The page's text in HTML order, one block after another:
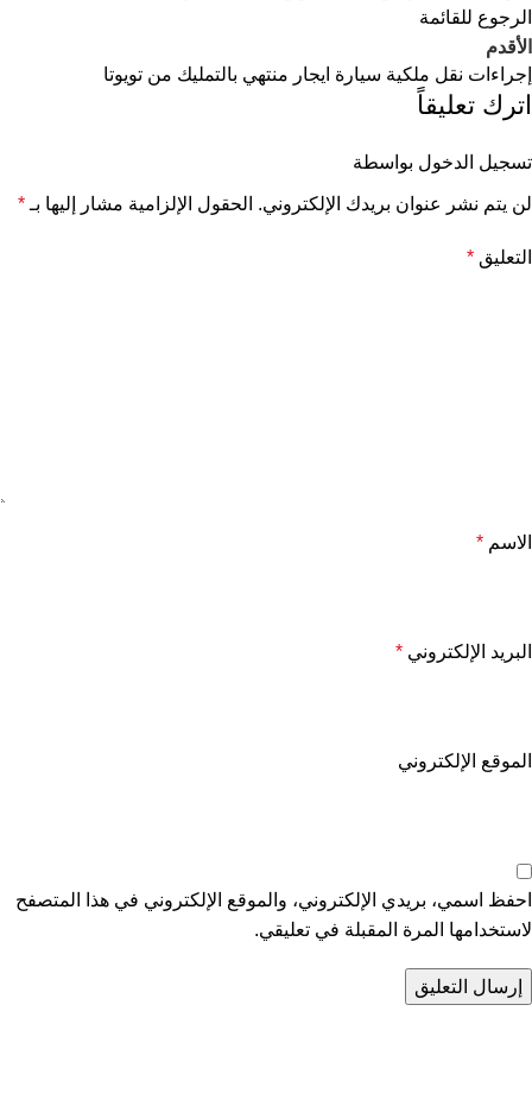
الرجوع للقائمة
الأقدم
إجراءات نقل ملكية سيارة ايجار منتهي بالتمليك من تويوتا
اترك تعليقاً
تسجيل الدخول بواسطة
لن يتم نشر عنوان بريدك الإلكتروني. الحقول الإلزامية مشار إليها بـ *
التعليق *
الاسم *
البريد الإلكتروني *
الموقع الإلكتروني
احفظ اسمي، بريدي الإلكتروني، والموقع الإلكتروني في هذا المتصفح
لاستخدامها المرة المقبلة في تعليقي.